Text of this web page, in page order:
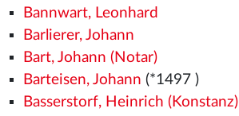
Bannwart, Leonhard
Barlierer, Johann
Bart, Johann (Notar)
Barteisen, Johann (*1497 )
Basserstorf, Heinrich (Konstanz)